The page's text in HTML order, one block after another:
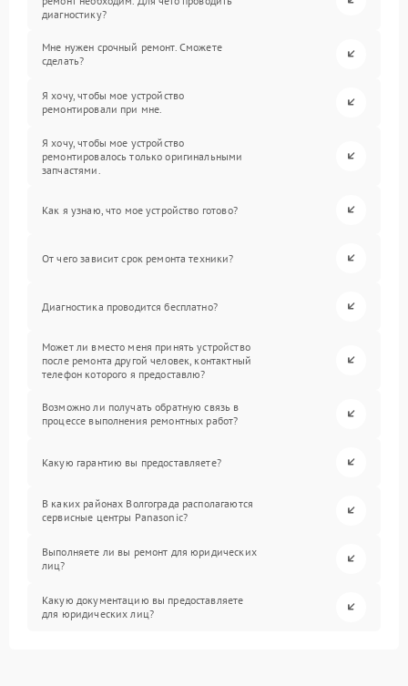
диагностику?
Мне нужен срочный ремонт. Сможете
сделать?
Я хочу, чтобы мое устройство
ремонтировали при мне.
Я хочу, чтобы мое устройство
ремонтировалось только оригинальными
запчастями.
Как я узнаю, что мое устройство готово?
От чего зависит срок ремонта техники?
Диагностика проводится бесплатно?
Может ли вместо меня принять устройство
после ремонта другой человек, контактный
телефон которого я предоставлю?
Возможно ли получать обратную связь в
процессе выполнения ремонтных работ?
Какую гарантию вы предоставляете?
В каких районах Волгограда располагаются
сервисные центры Panasonic?
Выполняете ли вы ремонт для юридических
лиц?
Какую документацию вы предоставляете
для юридических лиц?